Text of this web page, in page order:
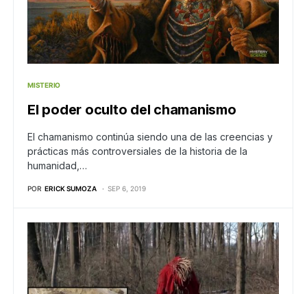
MISTERIO
El poder oculto del chamanismo
El chamanismo continúa siendo una de las creencias y
prácticas más controversiales de la historia de la
humanidad,…
POR ERICK SUMOZA SEP 6, 2019